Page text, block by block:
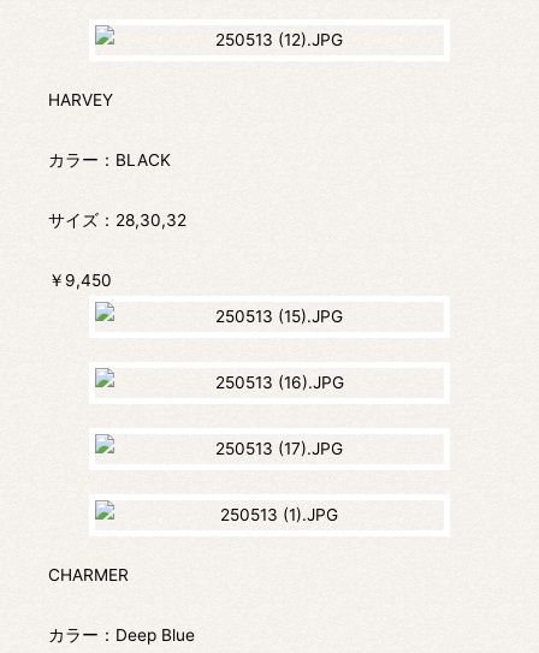
HARVEY
カラー：BLACK
サイズ：28,30,32
￥9,450
CHARMER
カラー：Deep Blue